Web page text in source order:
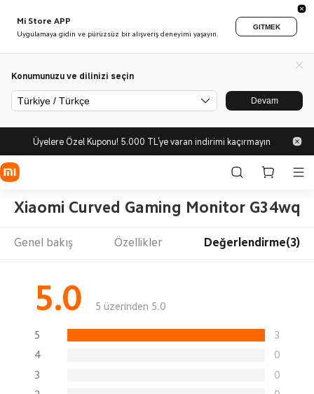
Mi Store APP
Uygulamaya gidin ve pürüzsüz bir alışveriş deneyimi yaşayın.
GITMEK
Konumunuzu ve dilinizi seçin
Türkiye / Türkçe Devam
Üyelere Özel Kuponu! 5.000 TL'ye varan indirimi kaçırmayın
Xiaomi Curved Gaming Monitor G34wqi
Genel bakış Özellikler Değerlendirme(3)
5.0 5 üzerinden 5.0
5
3
4
0
3
0